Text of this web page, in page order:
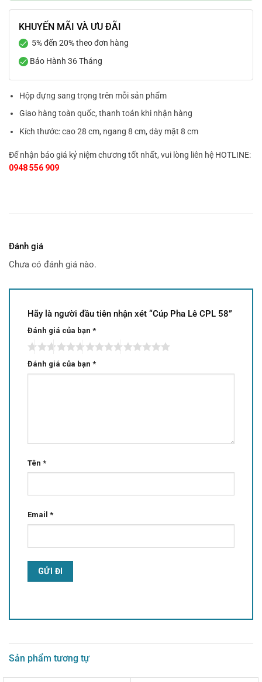
KHUYẾN MÃI VÀ ƯU ĐÃI
5% đến 20% theo đơn hàng
Bảo Hành 36 Tháng
Hộp đựng sang trọng trên mỗi sản phẩm
Giao hàng toàn quốc, thanh toán khi nhận hàng
Kích thước: cao 28 cm, ngang 8 cm, dày mặt 8 cm
Để nhận báo giá kỷ niệm chương tốt nhất, vui lòng liên hệ HOTLINE:
0948 556 909
Đánh giá
Chưa có đánh giá nào.
Hãy là người đầu tiên nhận xét “Cúp Pha Lê CPL 58”
Đánh giá của bạn *
Đánh giá của bạn *
Tên *
Email *
Sản phẩm tương tự